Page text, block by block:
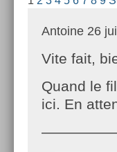
Antoine 26
Vite fait,
Quand le
ici. En